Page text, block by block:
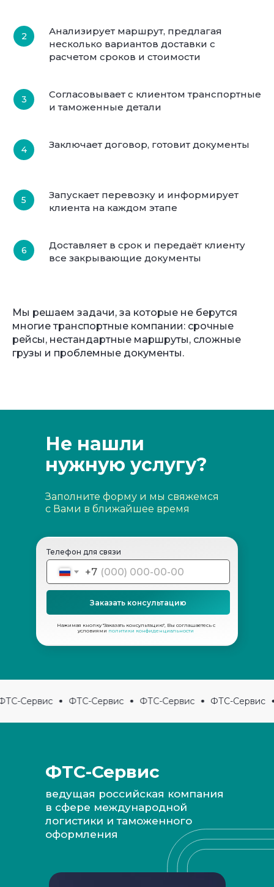
Анализирует маршрут, предлагая
несколько вариантов доставки с
расчетом сроков и стоимости
Согласовывает с клиентом транспортные
и таможенные детали
Заключает договор, готовит документы
Запускает перевозку и информирует
клиента на каждом этапе
Доставляет в срок и передаёт клиенту
все закрывающие документы
Мы решаем задачи, за которые не берутся
многие транспортные компании: срочные
рейсы, нестандартные маршруты, сложные
грузы и проблемные документы.
Нажимая кнопку "Заказать консультацию", Вы соглашаетесь с
условиями политики конфиденциальности
Телефон для связи
+7
Заказать консультацию
Не нашли
нужную услугу?
Заполните форму и мы свяжемся
с Вами в ближайшее время
Сервис ФТС-Сервис ФТС-Сервис ФТС-Сервис
ведущая российская компания
в сфере международной
логистики и таможенного
оформления
ФТС-Сервис
Наши преимущества для вас: